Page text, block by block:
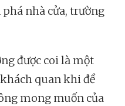
nhà cửa, trường
được coi là một
quan khi đề
mong muốn của